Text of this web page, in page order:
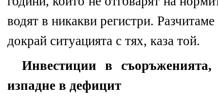
водят в никакви регистри.
докрай ситуацията с тях, каза той.
Инвестиции в
изпадне в дефицит